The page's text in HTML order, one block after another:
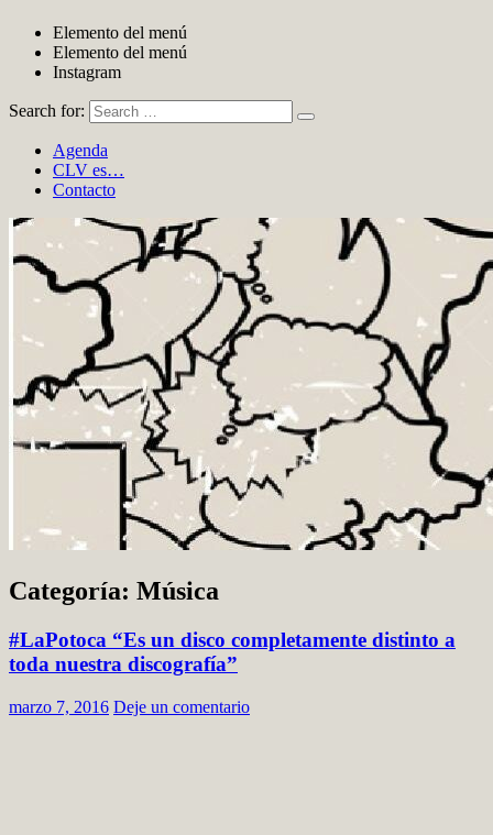
Elemento del menú
Elemento del menú
Instagram
Search for:
Agenda
CLV es…
Contacto
Categoría: Música
#LaPotoca “Es un disco completamente distinto a
toda nuestra discografía”
marzo 7, 2016 Deje un comentario